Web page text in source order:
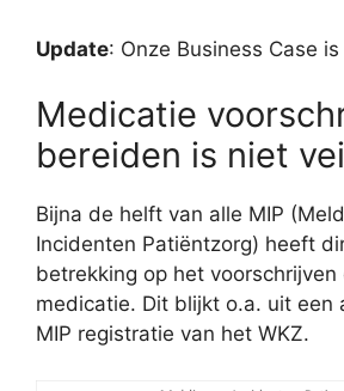
Update: Onze Business Case is
Medicatie
bereiden is niet
Bijna de helft van alle MIP
Incidenten Patiëntzorg) heeft
betrekking op het
medicatie. Dit blijkt o.a. uit een
MIP registratie van het WKZ.